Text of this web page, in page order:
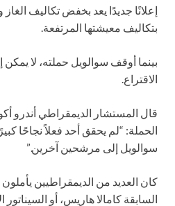
إعلانًا جديدًا يعد بخفض تكاليف
بتكاليف معيشتها المرتفعة.
بينما أوقف سوالويل حملته، لا
الاقتراع.
قال المستشار الديمقراطي أندرو
الحملة: “لم يحقق أحد فعلاً نجاحًا
سوالويل إلى مرشحين آخرين.”
كان العديد من الديمقراطيين
السابقة كامالا هاريس، أو